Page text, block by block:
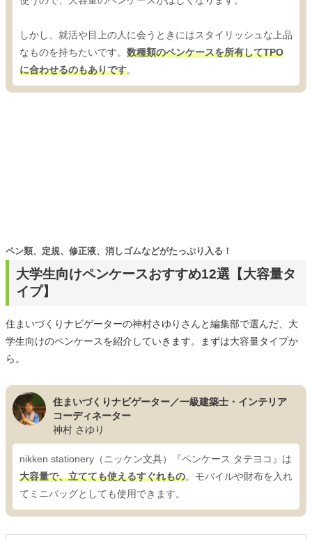
しかし、就活や目上の人に会うときにはスタイリッシュな上品
なものを持ちたいです。 数種類のペンケースを所有してTPO
に合わせるのもありです。
大学生向けペンケースおすすめ12選【大容量タ
イプ】
ペン類、定規、修正液、消しゴムなどがたっぷり入る！
住まいづくりナビゲーターの神村さゆりさんと編集部で選んだ、大
学生向けのペンケースを紹介していきます。まずは大容量タイプか
ら。
住まいづくりナビゲーター／一級建築士・インテリア
コーディネーター
神村 さゆり
nikken stationery（ニッケン文具）『ペンケース タテヨコ』は
大容量で、立てても使えるすぐれもの。モバイルや財布を入れ
てミニバッグとしても使用できます。